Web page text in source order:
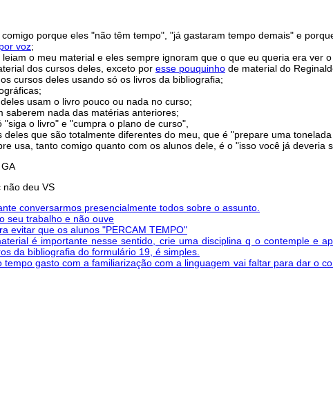
porque eles "não têm tempo", "já gastaram tempo demais" e
voz;
o meu material e eles sempre ignoram que o que eu queria era ver
dos cursos deles, exceto por esse pouquinho de material do
cursos deles usando só os livros da bibliografia;
usam o livro pouco ou nada no curso;
saberem nada das matérias anteriores;
o livro" e "cumpra o plano de curso",
que são totalmente diferentes do meu, que é "prepare uma
usa, tanto comigo quanto com os alunos dele, é o "isso você já deveria
não deu VS
conversarmos presencialmente todos sobre o assunto.
seu trabalho e não ouve
evitar que os alunos "PERCAM TEMPO"
é importante nesse sentido, crie uma disciplina q o contemple e
da bibliografia do formulário 19, é simples.
gasto com a familiarização com a linguagem vai faltar para dar o